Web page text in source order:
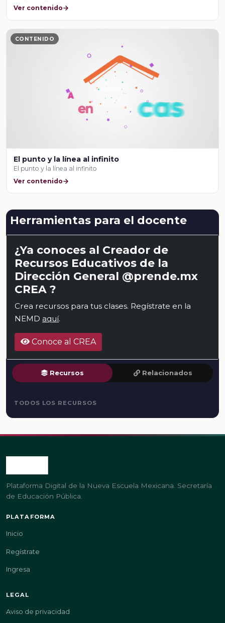
Ver contenido
CONTENIDO
El punto y la línea al infinito
El punto y la línea al infinito
Ver contenido
Herramientas para el docente
¿Ya conoces al Creador de
Recursos Educativos de la
Dirección General @prende.mx
CREA ?
Crea recursos para tus clases. Regístrate en la
NEMD aquí.
Conoce al CREA
Recursos Relacionados
TODOS LOS RECURSOS
Plataforma Digital de la Nueva Escuela Mexicana. Secretaría
de Educación Pública.
PLATAFORMA
Inicio
Regístrate
Ingresa
LEGAL
Aviso de privacidad